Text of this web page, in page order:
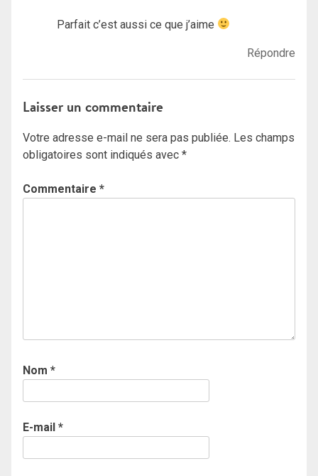
Parfait c’est aussi ce que j’aime
Répondre
Laisser un commentaire
Votre adresse e-mail ne sera pas publiée. Les champs
obligatoires sont indiqués avec *
Commentaire *
Nom *
E-mail *